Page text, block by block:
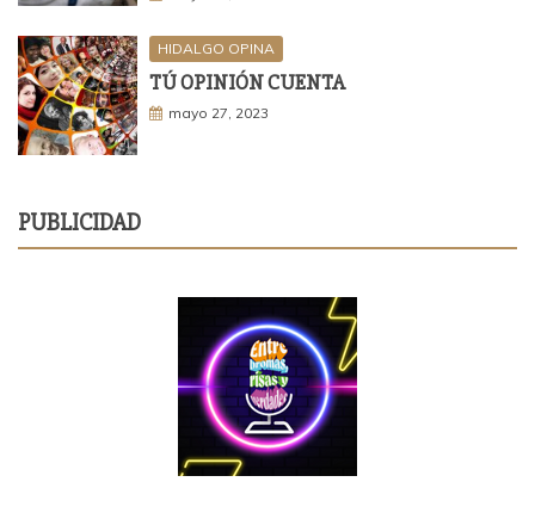
HIDALGO OPINA
TÚ OPINIÓN CUENTA
mayo 27, 2023
PUBLICIDAD